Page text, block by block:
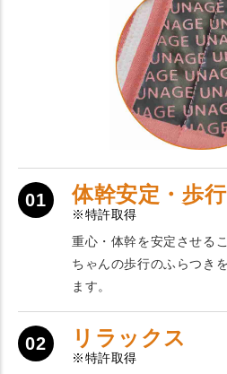
01 体幹安定・歩
※特許取得
重心・体幹を安定させる
ちゃんの歩行のふらつき
ます。
02 リラックス
※特許取得